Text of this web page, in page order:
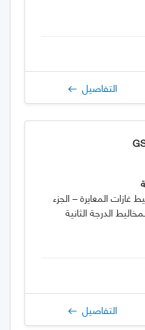
التفاصيل
غازات المعايرة – الجزء
الدرجة الثانية
التفاصيل